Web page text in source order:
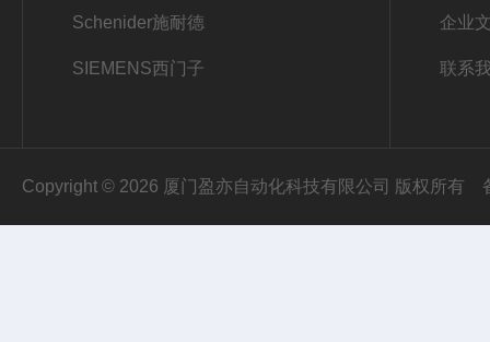
Schenider施耐德
SIEMENS西门子
企业
联系
Copyright © 2026 厦门盈亦自动化科技有限公司 版权所有